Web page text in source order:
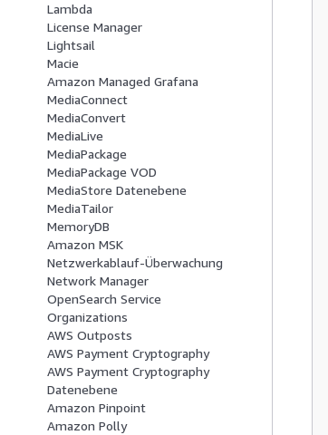
Lambda
License Manager
Lightsail
Macie
Amazon Managed Grafana
MediaConnect
MediaConvert
MediaLive
MediaPackage
MediaPackage VOD
MediaStore Datenebene
MediaTailor
MemoryDB
Amazon MSK
Netzwerkablauf-Überwachung
Network Manager
OpenSearch Service
Organizations
AWS Outposts
AWS Payment Cryptography
AWS Payment Cryptography
Datenebene
Amazon Pinpoint
Amazon Polly